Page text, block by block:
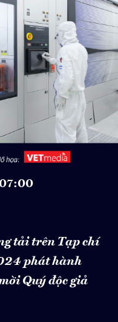
tải trên Tạp chí
phát hành
Quý độc giả